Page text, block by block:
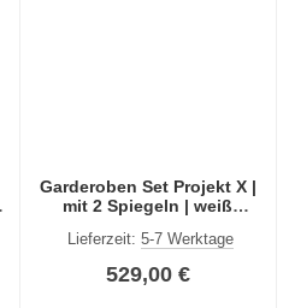
Garderoben Set Projekt X |
mit 2 Spiegeln | weiß
Lieferzeit:5-7 Werktage
529,00 €